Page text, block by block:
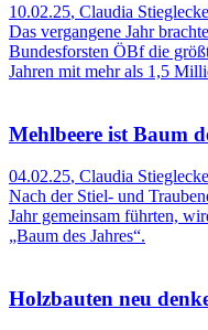
10.02.25, Claudia
Das vergangene Jahr
Bundesforsten ÖBf die
Jahren mit mehr als 1,5
Mehlbeere ist Baum
04.02.25, Claudia
Nach der Stiel- und
Jahr gemeinsam führten,
„Baum des Jahres“.
Holzbauten neu